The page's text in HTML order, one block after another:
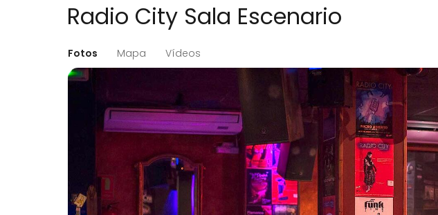
Radio City Sala Escenario
Fotos Mapa Vídeos